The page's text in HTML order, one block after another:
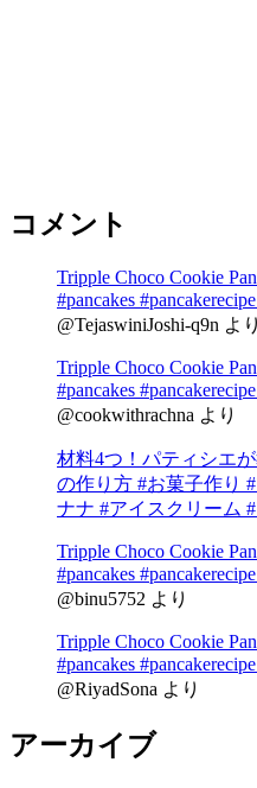
コメント
Tripple Choco Cookie
#pancakes
@TejaswiniJoshi-q9n より
Tripple Choco Cookie
#pancakes
@cookwithrachna より
材料4つ！パティシエ
の作り方 #お菓子作り
ナナ #アイスクリーム
Tripple Choco Cookie
#pancakes
@binu5752 より
Tripple Choco Cookie
#pancakes
@RiyadSona より
アーカイブ